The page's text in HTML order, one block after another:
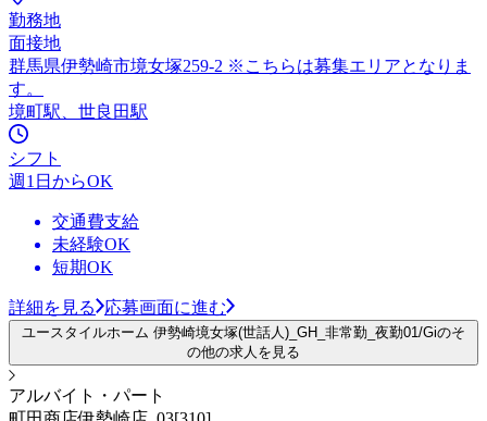
勤務地
面接地
群馬県伊勢崎市境女塚259-2 ※こちらは募集エリアとなりま
す。
境町駅、世良田駅
シフト
週1日からOK
交通費支給
未経験OK
短期OK
詳細を見る 応募画面に進む
ユースタイルホーム 伊勢崎境女塚(世話人)_GH_非常勤_夜勤01/Giのそ
の他の求人を見る
アルバイト・パート